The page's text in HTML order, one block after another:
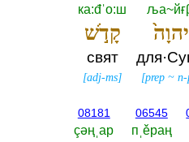
[prep~
ка:đˈо:ш
קָדֹ֣שׁ
свят
[adj-ms]
06545
пˌěраң
08181
çәңˌар